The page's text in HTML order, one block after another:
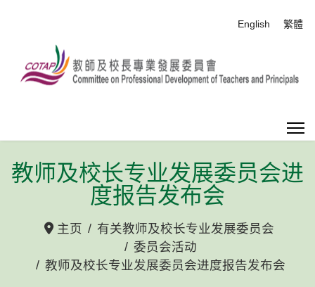
选择你的语音
English 繁體
教师及校长专业发展委员会进
度报告发布会
主页
有关教师及校长专业发展委员会
委员会活动
教师及校长专业发展委员会进度报告发布会